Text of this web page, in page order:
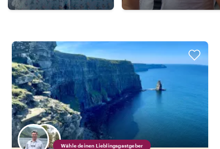
Wähle deinen Lieblingsgastgeber